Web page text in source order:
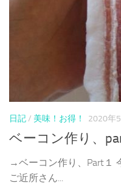
日記/ 美味！お得！ 2020年
ベーコン作り、
→ベーコン作り、Part１
ご近所さん...